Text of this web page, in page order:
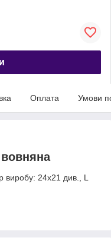
Оплата Умови
виробу: 24х21 див., L